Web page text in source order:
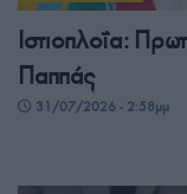
Ιστιοπλοΐα:
Παππάς
31/07/2026 - 2:58μμ